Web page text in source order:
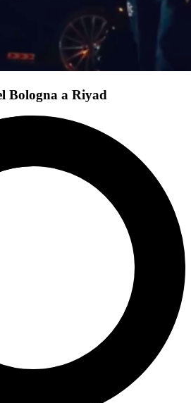
Bologna a Riyad